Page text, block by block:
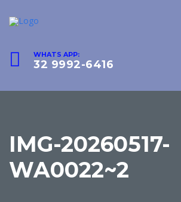
WHATS APP:
32 9992-6416
IMG-20260517-
WA0022~2